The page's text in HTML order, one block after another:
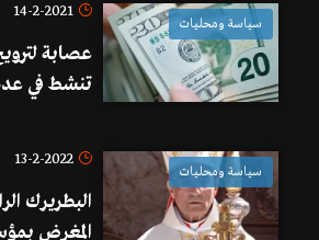
سياسة ومحليات
14-2-2021
عصابة
تنشط في
الجنوب من
سياسة ومحليات
13-2-2022
البطريرك
المغرض